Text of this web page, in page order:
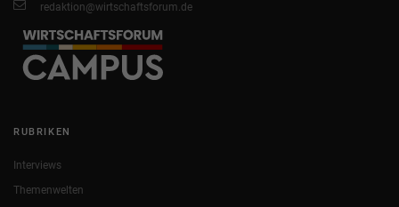
redaktion@wirtschaftsforum.de
RUBRIKEN
Interviews
Themenwelten